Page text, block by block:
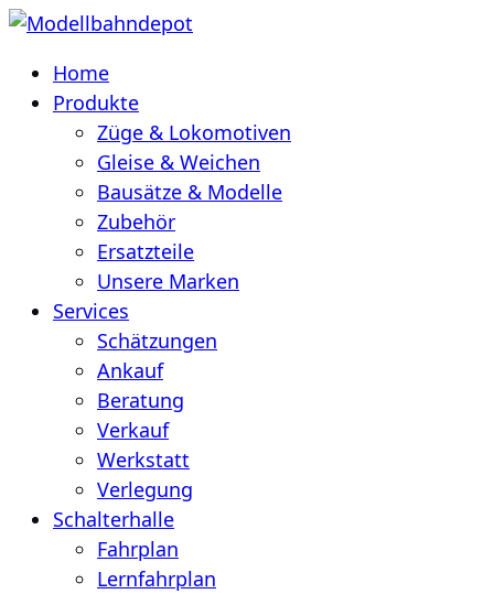
Home
Produkte
Züge & Lokomotiven
Gleise & Weichen
Bausätze & Modelle
Zubehör
Ersatzteile
Unsere Marken
Services
Schätzungen
Ankauf
Beratung
Verkauf
Werkstatt
Verlegung
Schalterhalle
Fahrplan
Lernfahrplan